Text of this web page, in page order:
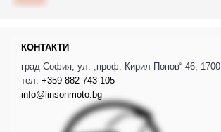
КОНТАКТИ
град София, ул. „проф. Кирил Попов“ 46, 1700
тел. +359 882 743 105
info@linsonmoto.bg